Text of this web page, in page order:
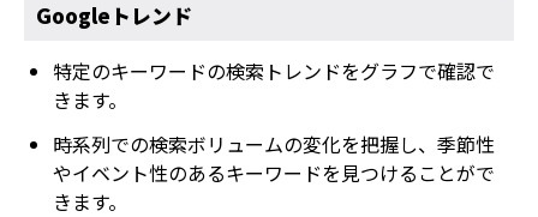
Googleトレンド
特定のキーワードの検索トレンドをグラフで確認で
きます。
時系列での検索ボリュームの変化を把握し、季節性
やイベント性のあるキーワードを見つけることがで
きます。